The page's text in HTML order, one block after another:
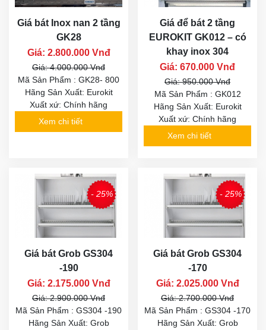
Giá bát Inox nan 2 tầng
GK28
Giá: 2.800.000 Vnđ
Giá: 4.000.000 Vnđ
Mã Sản Phẩm : GK28- 800
Hãng Sản Xuất: Eurokit
Xuất xứ: Chính hãng
Xem chi tiết
Giá để bát 2 tầng
EUROKIT GK012 – có
khay inox 304
Giá: 670.000 Vnđ
Giá: 950.000 Vnđ
Mã Sản Phẩm : GK012
Hãng Sản Xuất: Eurokit
Xuất xứ: Chính hãng
Xem chi tiết
- 25%
Giá bát Grob GS304
-190
Giá: 2.175.000 Vnđ
Giá: 2.900.000 Vnđ
Mã Sản Phẩm : GS304 -190
Hãng Sản Xuất: Grob
- 25%
Giá bát Grob GS304
-170
Giá: 2.025.000 Vnđ
Giá: 2.700.000 Vnđ
Mã Sản Phẩm : GS304 -170
Hãng Sản Xuất: Grob